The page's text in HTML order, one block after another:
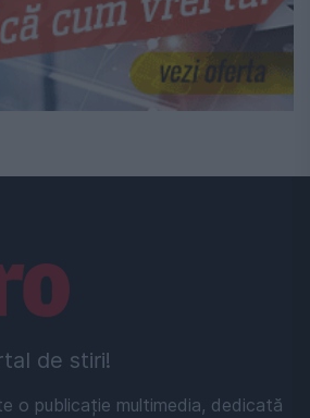
de stiri!
o publicație multimedia, dedicată